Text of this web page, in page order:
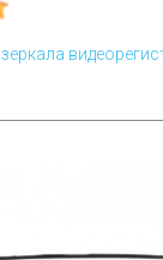
зеркала